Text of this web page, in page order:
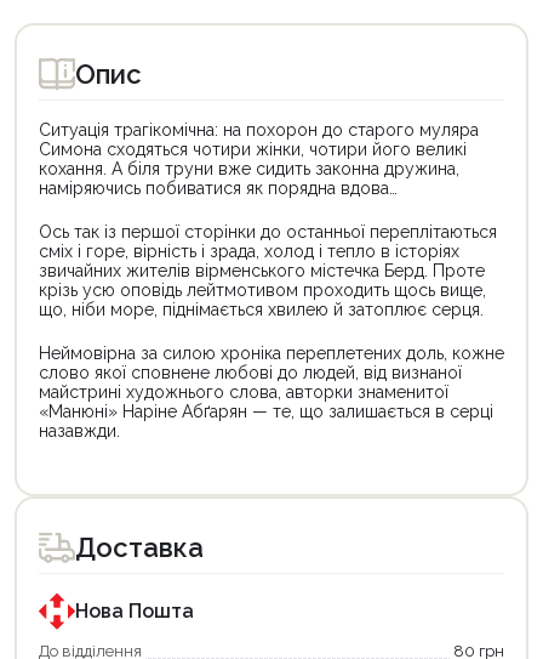
Опис
Ситуація трагікомічна: на похорон до старого муляра
Симона сходяться чотири жінки, чотири його великі
кохання. А біля труни вже сидить законна дружина,
наміряючись побиватися як порядна вдова…
Ось так із першої сторінки до останньої переплітаються
сміх і горе, вірність і зрада, холод і тепло в історіях
звичайних жителів вірменського містечка Берд. Проте
крізь усю оповідь лейтмотивом проходить щось вище,
що, ніби море, піднімається хвилею й затоплює серця.
Неймовірна за силою хроніка переплетених доль, кожне
слово якої сповнене любові до людей, від визнаної
майстрині художнього слова, авторки знаменитої
«Манюні» Наріне Абґарян — те, що залишається в серці
назавжди.
товар
для
покупки
державною
програмою
єКнига.
Використовуйте
Доставка
Нова Пошта
До відділення 80 грн